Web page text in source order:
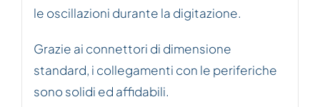
le oscillazioni durante la digitazione.
Grazie ai connettori di dimensione
standard, i collegamenti con le periferiche
sono solidi ed affidabili.